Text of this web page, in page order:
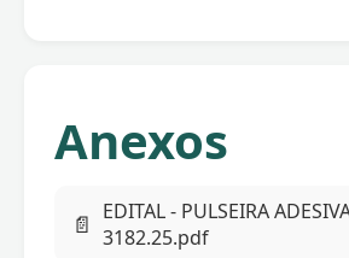
Anexos
📄 EDITAL - PULSEIRA
3182.25.pdf